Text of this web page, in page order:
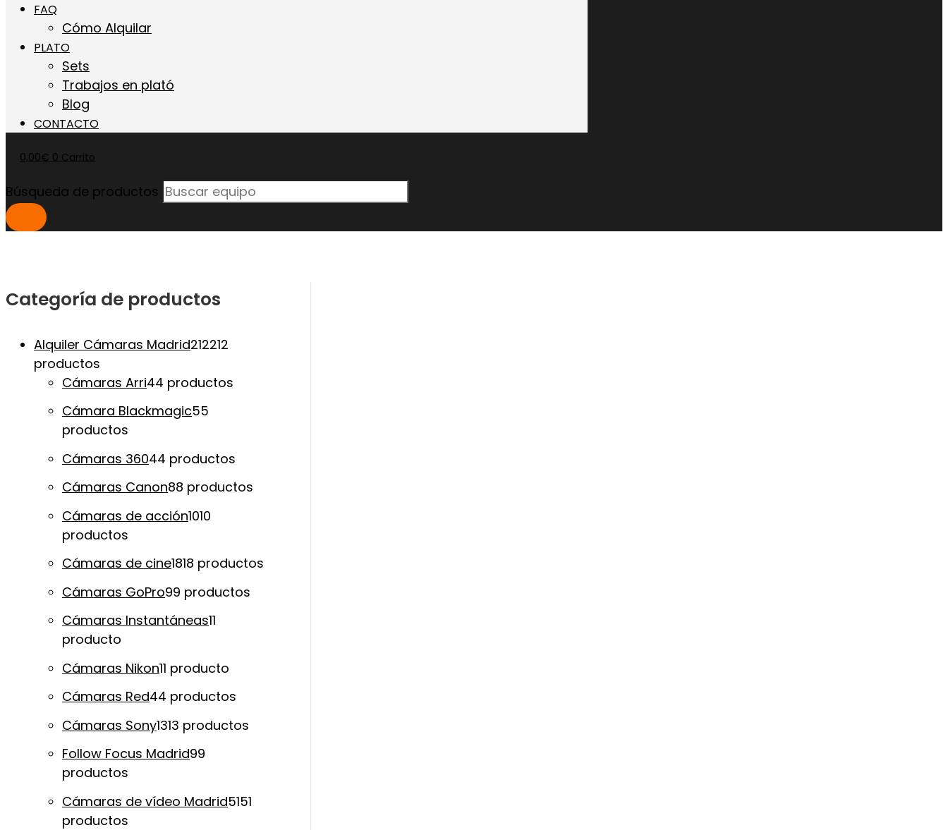
FAQ
Cómo Alquilar
PLATO
Sets
Trabajos en plató
Blog
CONTACTO
0,00€ 0 Carrito
Búsqueda de productos
Categoría de productos
Alquiler Cámaras Madrid212212
productos
Cámaras Arri44 productos
Cámara Blackmagic55
productos
Cámaras 36044 productos
Cámaras Canon88 productos
Cámaras de acción1010
productos
Cámaras de cine1818 productos
Cámaras GoPro99 productos
Cámaras Instantáneas11
producto
Cámaras Nikon11 producto
Cámaras Red44 productos
Cámaras Sony1313 productos
Follow Focus Madrid99
productos
Cámaras de vídeo Madrid5151
productos